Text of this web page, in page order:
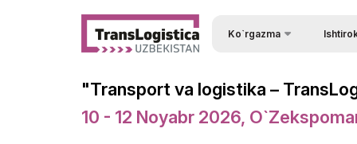
Ko`rgazma
Ko`rgazma bo`limlari
Ishtirokchilar ro`yxati
Tashrif
"Transport va logistika –
10 - 12 Noyabr 2026,